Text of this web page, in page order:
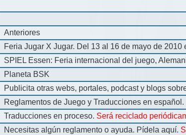
Anteriores
Feria Jugar X Jugar. Del 13 al 16 de mayo de 2010
SPIEL Essen: Feria internacional del juego,
Planeta BSK
Publicita otras webs, portales, podcast y blogs
Reglamentos de Juego y Traducciones en español.
Traducciones en proceso. Será reciclado
Necesitas algún reglamento o ayuda. Pídela aquí.